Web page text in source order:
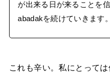
が出来る日が来ることを
abadakを続けていきます。
これも辛い。私にとって